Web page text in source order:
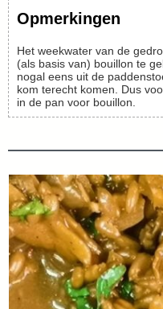
Opmerkingen
Het weekwater van de gedroogde paddenstoelen is perfect om
(als basis van) bouillon te
nogal eens uit de
kom terecht komen. Dus
in de pan voor bouillon.